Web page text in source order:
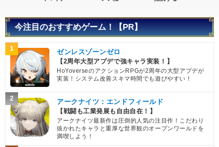
今注目のおすすめゲーム！【PR】
1 ゼンレスゾーンゼロ
【2周年大型アプデで強キャラ実装！】
HoYoverseのアクションRPGが2周年の大型アプデが
実装！システム改善スキマ時間でも遊びやすい！
2 アークナイツ：エンドフィールド
【戦闘も工業発展も自由自在！】
アークナイツ最新作は圧倒的人気の注目作！こだわり
抜かれたキャラと重厚な世界観のオープンワールドを
満喫しよう！